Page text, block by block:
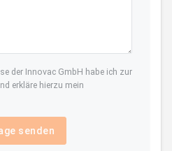
der Innovac GmbH habe ich zur
erkläre hierzu mein
senden